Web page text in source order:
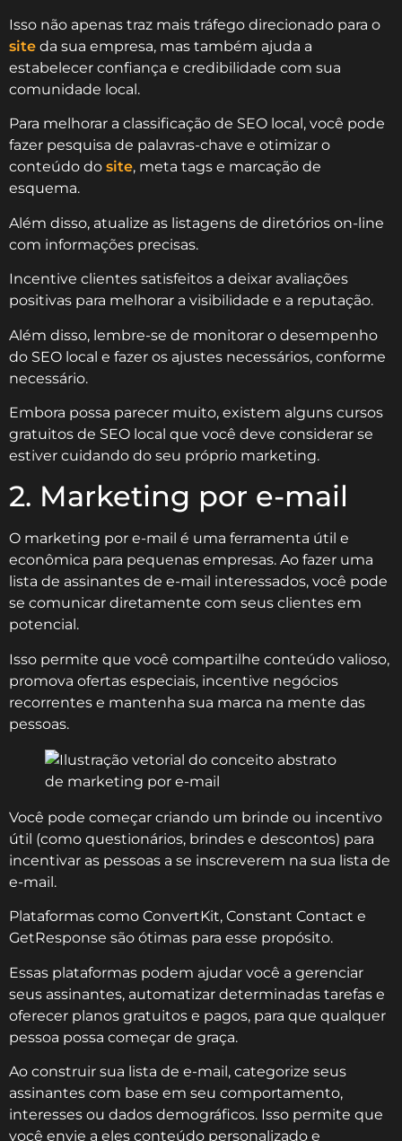
Isso não apenas traz mais tráfego direcionado para o
site da sua empresa, mas também ajuda a
estabelecer confiança e credibilidade com sua
comunidade local.
Para melhorar a classificação de SEO local, você pode
fazer pesquisa de palavras-chave e otimizar o
conteúdo do site, meta tags e marcação de
esquema.
Além disso, atualize as listagens de diretórios on-line
com informações precisas.
Incentive clientes satisfeitos a deixar avaliações
positivas para melhorar a visibilidade e a reputação.
Além disso, lembre-se de monitorar o desempenho
do SEO local e fazer os ajustes necessários, conforme
necessário.
Embora possa parecer muito, existem alguns cursos
gratuitos de SEO local que você deve considerar se
estiver cuidando do seu próprio marketing.
2. Marketing por e-mail
O marketing por e-mail é uma ferramenta útil e
econômica para pequenas empresas. Ao fazer uma
lista de assinantes de e-mail interessados, você pode
se comunicar diretamente com seus clientes em
potencial.
Isso permite que você compartilhe conteúdo valioso,
promova ofertas especiais, incentive negócios
recorrentes e mantenha sua marca na mente das
pessoas.
Você pode começar criando um brinde ou incentivo
útil (como questionários, brindes e descontos) para
incentivar as pessoas a se inscreverem na sua lista de
e-mail.
Plataformas como ConvertKit, Constant Contact e
GetResponse são ótimas para esse propósito.
Essas plataformas podem ajudar você a gerenciar
seus assinantes, automatizar determinadas tarefas e
oferecer planos gratuitos e pagos, para que qualquer
pessoa possa começar de graça.
Ao construir sua lista de e-mail, categorize seus
assinantes com base em seu comportamento,
interesses ou dados demográficos. Isso permite que
você envie a eles conteúdo personalizado e